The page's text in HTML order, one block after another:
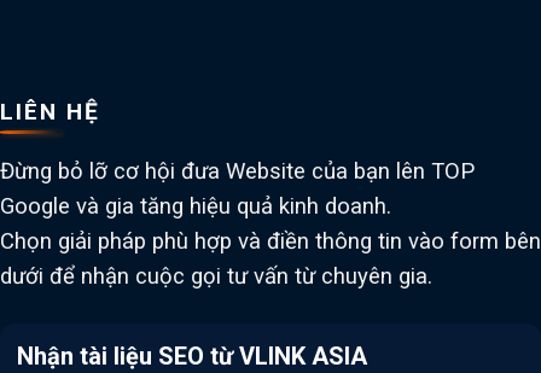
LIÊN HỆ
Đừng bỏ lỡ cơ hội đưa Website của bạn lên TOP
Google và gia tăng hiệu quả kinh doanh.
Chọn giải pháp phù hợp và điền thông tin vào form bên
dưới để nhận cuộc gọi tư vấn từ chuyên gia.
Nhận tài liệu SEO từ VLINK ASIA